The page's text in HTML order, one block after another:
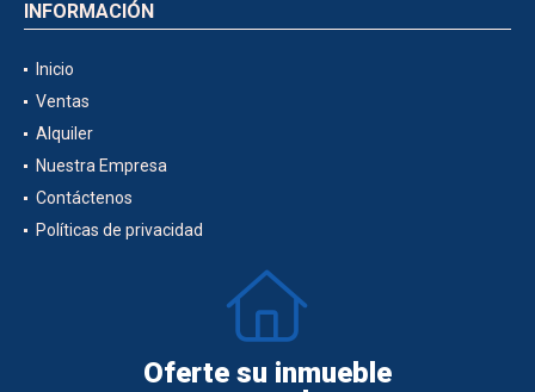
INFORMACIÓN
Inicio
Ventas
Alquiler
Nuestra Empresa
Contáctenos
Políticas de privacidad
Oferte su inmueble